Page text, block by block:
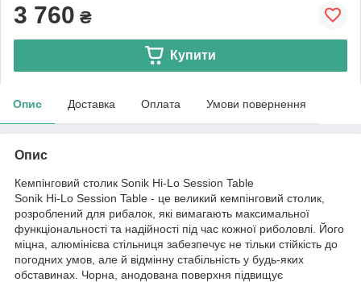
3 760 ₴
Купити
Опис Доставка Оплата Умови повернення
Опис
Кемпінговий столик Sonik Hi-Lo Session Table
Sonik Hi-Lo Session Table - це великий кемпінговий столик,
розроблений для рибалок, які вимагають максимальної
функціональності та надійності під час кожної риболовлі. Його
міцна, алюмінієва стільниця забезпечує не тільки стійкість до
погодних умов, але й відмінну стабільність у будь-яких
обставинах. Чорна, анодована поверхня підвищує